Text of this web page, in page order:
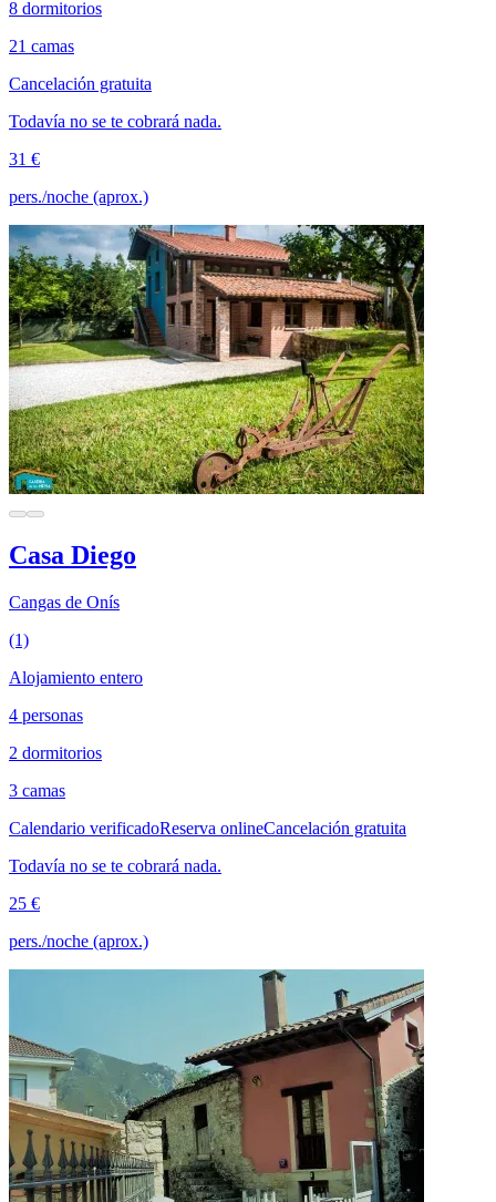
8 dormitorios
21 camas
Cancelación gratuita
Todavía no se te cobrará nada.
31 €
pers./noche (aprox.)
Casa Diego
Cangas de Onís
(1)
Alojamiento entero
4 personas
2 dormitorios
3 camas
Calendario verificadoReserva onlineCancelación gratuita
Todavía no se te cobrará nada.
25 €
pers./noche (aprox.)